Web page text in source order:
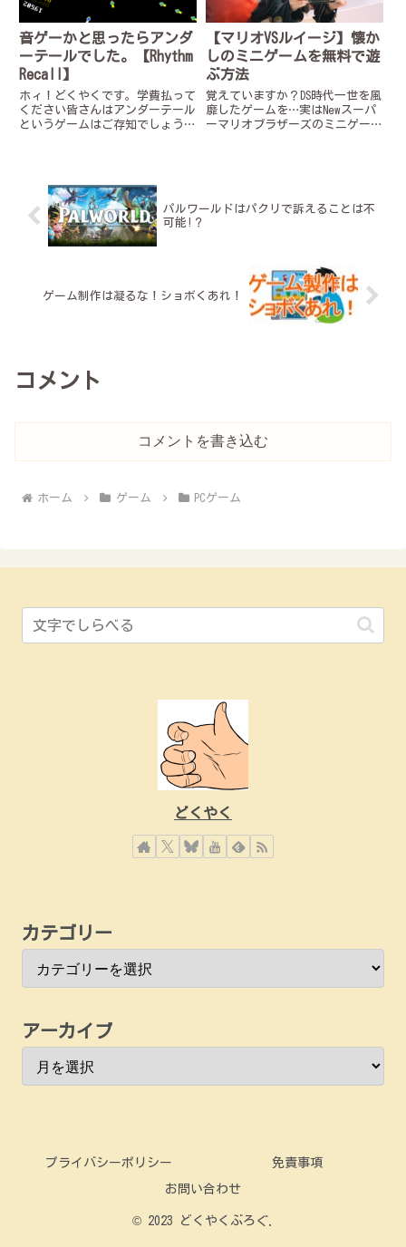
音ゲーかと思ったらアンダ
ーテールでした。【Rhythm
Recall】
ホィ！どくやくです。学費払って
ください皆さんはアンダーテール
というゲームはご存知でしょうか
度は聞いたことがあるはずAUとは
アンテ用語でいわゆるアンダ...
【マリオVSルイージ】懐か
しのミニゲームを無料で遊
ぶ方法
覚えていますか？DS時代一世を風
靡したゲームを…実はNewスーパ
ーマリオブラザーズのミニゲーム
パルワールドはパクリで訴えることは不
可能!？
ゲーム制作は凝るな！ショボくあれ！
コメント
コメントを書き込む
ホーム ゲーム PCゲーム
どくやく
カテゴリー
アーカイブ
プライバシーポリシー 免責事項
お問い合わせ
© 2023 どくやくぶろぐ.